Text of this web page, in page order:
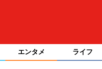
エンタメ ライフ